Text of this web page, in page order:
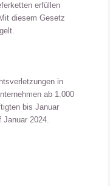
erfüllen
diesem Gesetz
in
ab 1.000
bis Januar
2024.